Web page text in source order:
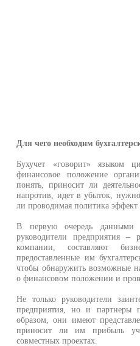
Для чего необходим
Бухучет «говорит» языком
финансовое положение
понять, приносит ли
напротив, идет в убыток,
ли проводимая политика эффект
В первую очередь данными
руководители предприятия –
компании, составляют
предоставленные им
чтобы обнаружить возможные
о финансовом положении и
Не только руководители
предприятия, но и партнеры
образом, они имеют
приносит ли им прибыль
совместных проектах.